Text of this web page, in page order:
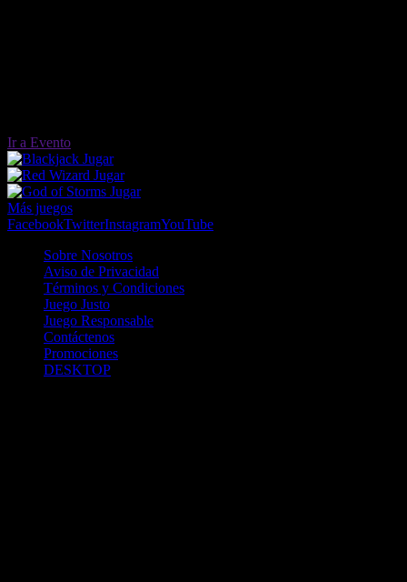
Ir a Evento
Jugar
Jugar
Jugar
Más juegos
FacebookTwitterInstagramYouTube
Sobre Nosotros
Aviso de Privacidad
Términos y Condiciones
Juego Justo
Juego Responsable
Contáctenos
Promociones
DESKTOP